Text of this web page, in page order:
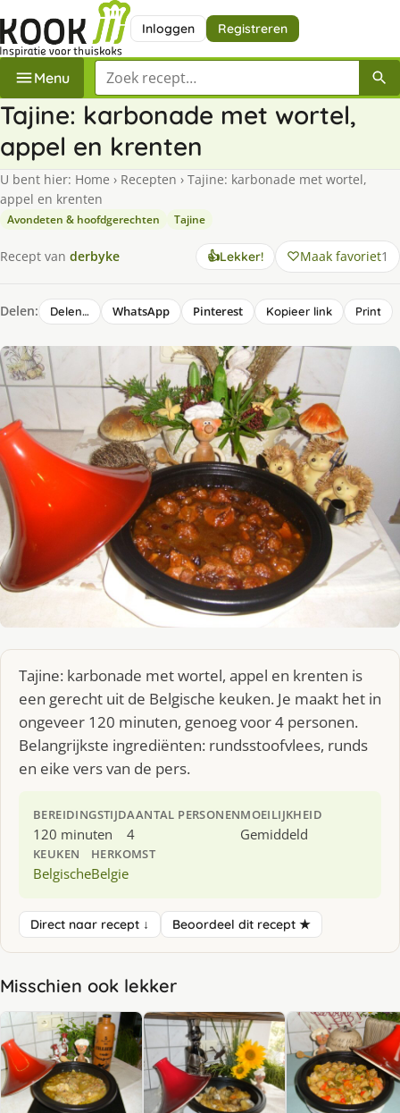
Inloggen Registreren
Menu Zoek een recept
Tajine: karbonade met wortel,
appel en krenten
U bent hier: Home › Recepten › Tajine: karbonade met wortel,
appel en krenten
Avondeten & hoofdgerechten Tajine
Recept van derbyke 👍Lekker! Maak favoriet1
Delen: Delen… WhatsApp Pinterest Kopieer link Print
Tajine: karbonade met wortel, appel en krenten is
een gerecht uit de Belgische keuken. Je maakt het in
ongeveer 120 minuten, genoeg voor 4 personen.
Belangrijkste ingrediënten: rundsstoofvlees, runds
en eike vers van de pers.
BEREIDINGSTIJD
120 minuten
AANTAL PERSONEN
4
MOEILIJKHEID
Gemiddeld
KEUKEN
Belgische
HERKOMST
Belgie
Direct naar recept ↓ Beoordeel dit recept ★
Misschien ook lekker